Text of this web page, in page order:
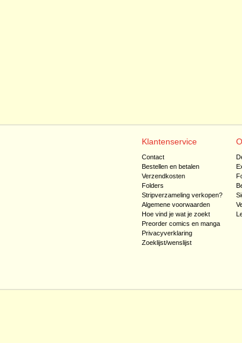
Klantenservice
Contact
Bestellen en betalen
Verzendkosten
Folders
Stripverzameling verkopen?
Algemene voorwaarden
Hoe vind je wat je zoekt
Preorder comics en manga
Privacyverklaring
Zoeklijst/wenslijst